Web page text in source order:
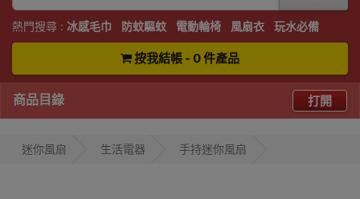
熱門搜尋 : 冰感毛巾 防蚊驅蚊 電動輪椅 風扇衣 玩水必備
按我結帳 - 0 件產品
商品目錄 打開
迷你風扇 生活電器 手持迷你風扇